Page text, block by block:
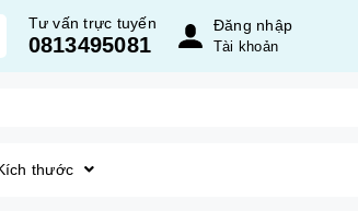
Tư vấn trực tuyến
0813495081
Đăng nhập
Tài khoản
thước